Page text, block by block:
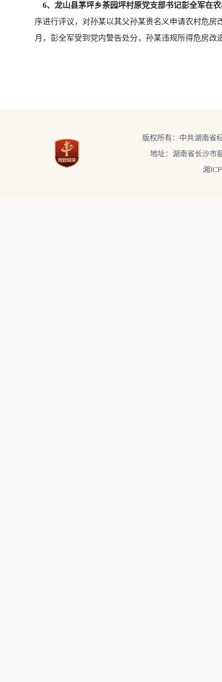
6、龙山县茅坪乡茶园坪村原党支部书记彭全军在
序进行评议，对孙某以其父孙某贵名义申请农村危
月，彭全军受到党内警告处分，孙某违规所得危房
版权所有：中共湖南省
地址：湖南省长沙市
湘